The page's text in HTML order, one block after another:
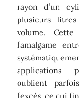
rayon d’un
plusieurs
volume.
l’amalgame
applications
oublient
l’excès, ce qui